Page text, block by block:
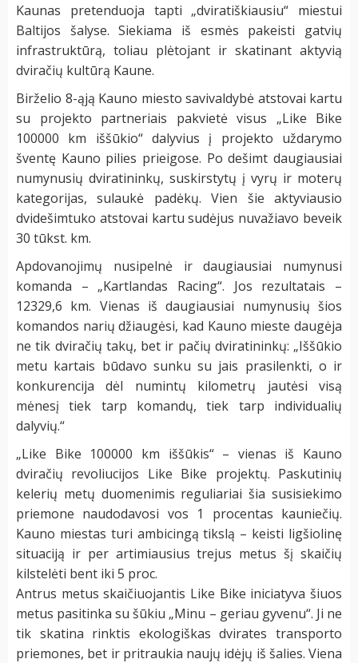
Kaunas pretenduoja tapti „dviratiškiausiu“ miestui
Baltijos šalyse. Siekiama iš esmės pakeisti gatvių
infrastruktūrą, toliau plėtojant ir skatinant aktyvią
dviračių kultūrą Kaune.
Birželio 8-ąją Kauno miesto savivaldybė atstovai kartu
su projekto partneriais pakvietė visus „Like Bike
100000 km iššūkio“ dalyvius į projekto uždarymo
šventę Kauno pilies prieigose. Po dešimt daugiausiai
numynusių dviratininkų, suskirstytų į vyrų ir moterų
kategorijas, sulaukė padėkų. Vien šie aktyviausio
dvidešimtuko atstovai kartu sudėjus nuvažiavo beveik
30 tūkst. km.
Apdovanojimų nusipelnė ir daugiausiai numynusi
komanda – „Kartlandas Racing“. Jos rezultatais –
12329,6 km. Vienas iš daugiausiai numynusių šios
komandos narių džiaugėsi, kad Kauno mieste daugėja
ne tik dviračių takų, bet ir pačių dviratininkų: „Iššūkio
metu kartais būdavo sunku su jais prasilenkti, o ir
konkurencija dėl numintų kilometrų jautėsi visą
mėnesį tiek tarp komandų, tiek tarp individualių
dalyvių.“
„Like Bike 100000 km iššūkis“ – vienas iš Kauno
dviračių revoliucijos Like Bike projektų. Paskutinių
kelerių metų duomenimis reguliariai šia susisiekimo
priemone naudodavosi vos 1 procentas kauniečių.
Kauno miestas turi ambicingą tikslą – keisti ligšiolinę
situaciją ir per artimiausius trejus metus šį skaičių
kilstelėti bent iki 5 proc.
Antrus metus skaičiuojantis Like Bike iniciatyva šiuos
metus pasitinka su šūkiu „Minu – geriau gyvenu“. Ji ne
tik skatina rinktis ekologiškas dvirates transporto
priemones, bet ir pritraukia naujų idėjų iš šalies. Viena